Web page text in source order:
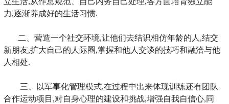
力,逐渐养成好的生活习惯.
二、营造一个社交环境,让他们去结识相仿年龄的人,结交
新朋友,扩大自己的人际圈,掌握和他人交谈的技巧和融洽与他
人相处.
三、以军事化管理模式,在过程中出来体现训练还有团队
合作运动项目,对自身心理的建设和挑战,增强自我自信心,同